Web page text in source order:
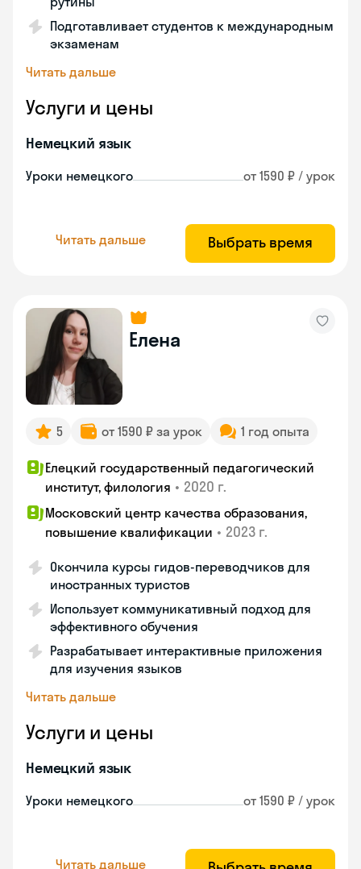
Подготавливает студентов к международным
экзаменам
Читать дальше
Услуги и цены
Немецкий язык
Уроки немецкого от 1590 ₽ / урок
Читать дальше Выбрать время
Елена
5 от 1590 ₽ за урок 1 год опыта
Елецкий государственный педагогический
институт, филология • 2020 г.
Московский центр качества образования,
повышение квалификации • 2023 г.
Окончила курсы гидов-переводчиков для
иностранных туристов
Использует коммуникативный подход для
эффективного обучения
Разрабатывает интерактивные приложения
для изучения языков
Читать дальше
Услуги и цены
Немецкий язык
Уроки немецкого от 1590 ₽ / урок
Читать дальше